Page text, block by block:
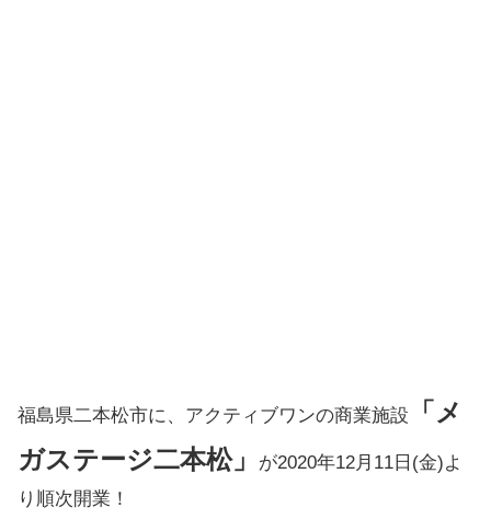
福島県二本松市に、アクティブワンの商業施設
「メ
ガステージ二本松」
が2020年12月11日(金)よ
り順次開業！